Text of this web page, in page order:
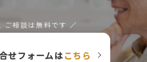
ご相談は無料です ／
せフォームは こちら